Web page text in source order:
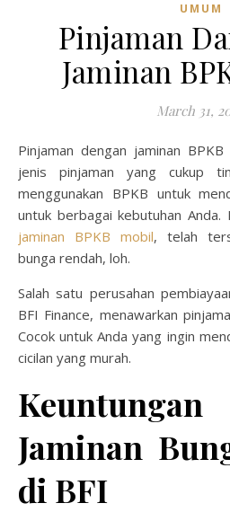
UMUM
Pinjaman
Jaminan
March 31,
Pinjaman dengan jaminan BPKB mobil adalah salah satu
jenis pinjaman yang cukup
menggunakan BPKB untuk
untuk berbagai kebutuhan Anda.
jaminan BPKB mobil, telah
bunga rendah, loh.
Salah satu perusahan
BFI Finance, menawarkan
Cocok untuk Anda yang ingin
cicilan yang murah.
Jaminan
di BFI